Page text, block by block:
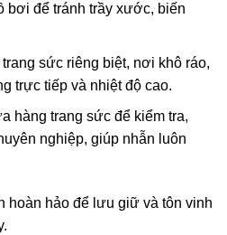
bơi để tránh trầy xước, biến
sức riêng biệt, nơi khô ráo,
trực tiếp và nhiệt độ cao.
hàng trang sức để kiểm tra,
nghiệp, giúp nhẫn luôn
hoàn hảo để lưu giữ và tôn vinh